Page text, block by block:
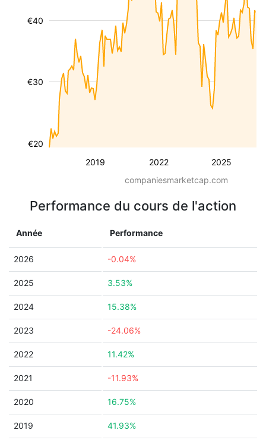
2019 2022 2025
€20
€30
€40
companiesmarketcap.com
Performance du cours de l'action
Année Performance
2026 -0.04%
2025 3.53%
2024 15.38%
2023 -24.06%
2022 11.42%
2021 -11.93%
2020 16.75%
2019 41.93%